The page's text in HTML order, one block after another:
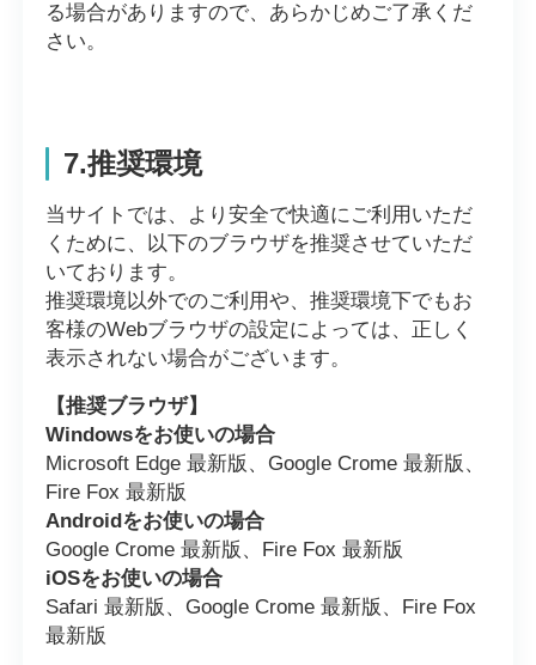
る場合がありますので、あらかじめご了承くだ
さい。
7.推奨環境
当サイトでは、より安全で快適にご利用いただ
くために、以下のブラウザを推奨させていただ
いております。
推奨環境以外でのご利用や、推奨環境下でもお
客様のWebブラウザの設定によっては、正しく
表示されない場合がございます。
【推奨ブラウザ】
Windowsをお使いの場合
Microsoft Edge 最新版、Google Crome 最新版、
Fire Fox 最新版
Androidをお使いの場合
Google Crome 最新版、Fire Fox 最新版
iOSをお使いの場合
Safari 最新版、Google Crome 最新版、Fire Fox
最新版